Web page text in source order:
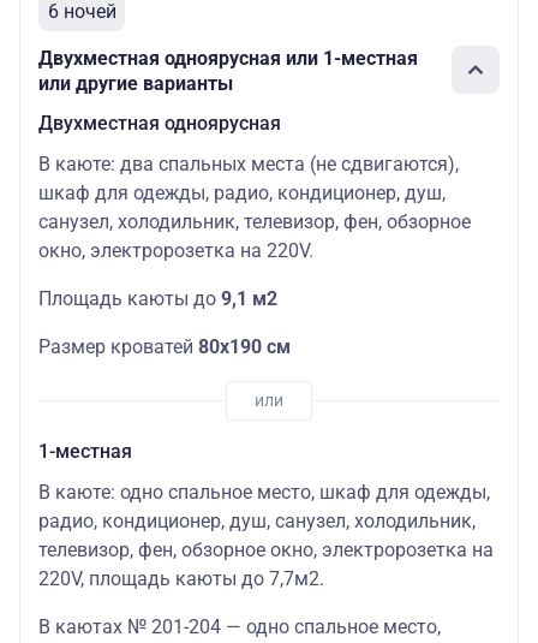
Шлюпочная
одноярусная
111200
Шлюпочная
Делюкс
руб.
6 ночей
Двухместная одноярусная или 1-местная
или другие варианты
Двухместная одноярусная
В каюте: два спальных места (не сдвигаются),
шкаф для одежды, радио, кондиционер, душ,
санузел, холодильник, телевизор, фен, обзорное
окно, электророзетка на 220V.
Площадь каюты до 9,1 м2
Размер кроватей 80х190 см
1-местная
В каюте: одно спальное место, шкаф для одежды,
радио, кондиционер, душ, санузел, холодильник,
телевизор, фен, обзорное окно, электророзетка на
220V, площадь каюты до 7,7м2.
В каютах № 201-204 — одно спальное место,